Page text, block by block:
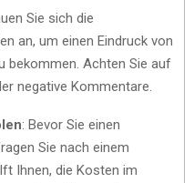
Sie sich die
an, um einen Eindruck von
bekommen. Achten Sie auf
negative Kommentare.
: Bevor Sie einen
Sie nach einem
Ihnen, die Kosten im